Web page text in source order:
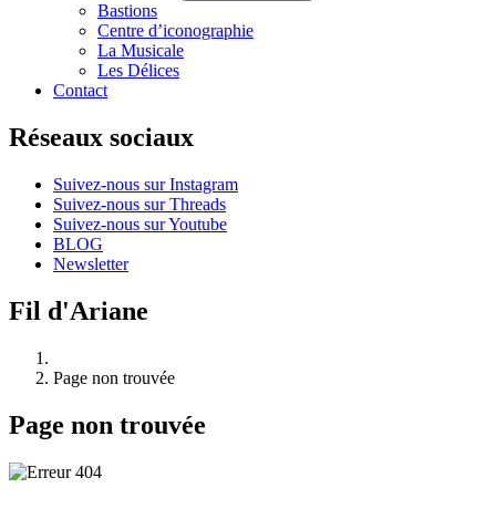
Bastions
Centre d’iconographie
La Musicale
Les Délices
Contact
Réseaux sociaux
Suivez-nous sur Instagram
Suivez-nous sur Threads
Suivez-nous sur Youtube
BLOG
Newsletter
Fil d'Ariane
Page non trouvée
Page non trouvée